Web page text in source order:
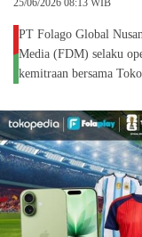
25/06/2026 08:13 WIB
PT Folago Global
Media (FDM) selaku
kemitraan bersama